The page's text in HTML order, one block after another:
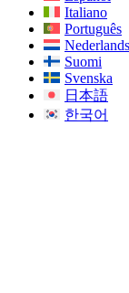
Italiano
Português
Nederlands
Suomi
Svenska
日本語
한국어